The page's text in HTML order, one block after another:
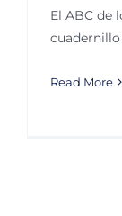
El ABC de
cuadernillo
Read More